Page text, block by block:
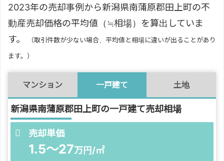
2023年の売却事例から新潟県南蒲原郡田上町の不
動産売却価格の平均値（≒相場）を算出していま
す。
（取引件数が少ない場合、平均値と相場に違いが出ることがあり
ます。）
マンション 一戸建て 土地
新潟県南蒲原郡田上町の一戸建て売却相場
売却単価
1.5～27万円/㎡